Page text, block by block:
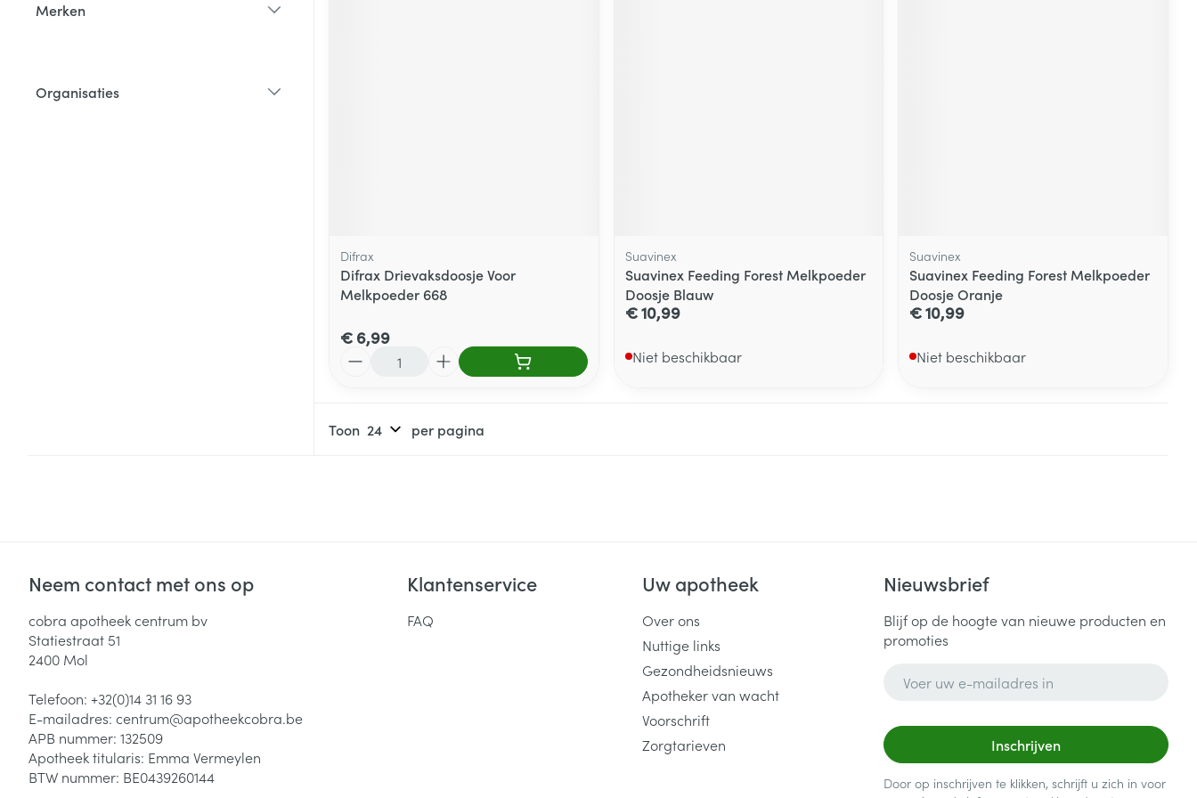
Merken
Organisaties
Difrax
Difrax Drievaksdoosje Voor
Melkpoeder 668
€ 6,99
Suavinex
Suavinex Feeding Forest Melkpoeder
Doosje Blauw
€ 10,99
Niet beschikbaar
Suavinex
Suavinex Feeding Forest Melkpoeder
Doosje Oranje
€ 10,99
Niet beschikbaar
Toon per pagina
Neem contact met ons op
cobra apotheek centrum bv
Statiestraat 51
2400 Mol
Telefoon: +32(0)14 31 16 93
E-mailadres: centrum@apotheekcobra.be
APB nummer: 132509
Apotheek titularis: Emma Vermeylen
BTW nummer: BE0439260144
Klantenservice
FAQ
Uw apotheek
Over ons
Nuttige links
Gezondheidsnieuws
Apotheker van wacht
Voorschrift
Zorgtarieven
Nieuwsbrief
Blijf op de hoogte van nieuwe producten en
promoties
Inschrijven
Door op inschrijven te klikken, schrijft u zich in voor